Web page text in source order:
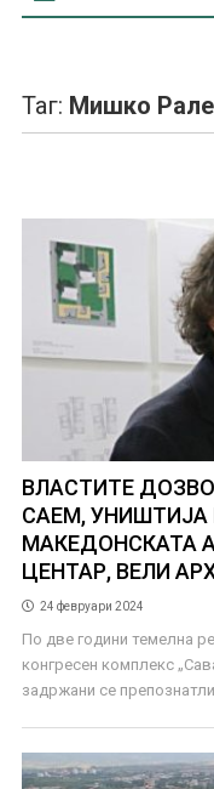
Таг: Мишко
ВЛАСТИТЕ
САЕМ, УНИШТИЈА
МАКЕДОНСКАТА
ЦЕНТАР, ВЕЛИ
24 февруари 2024
По две години темелна
конгресен комплекс
задржани се